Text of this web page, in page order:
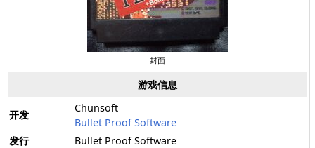
封面
游戏信息
开发
Chunsoft
Bullet Proof Software
发行
Bullet Proof Software